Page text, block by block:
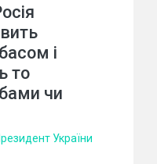
і
то
чи
України